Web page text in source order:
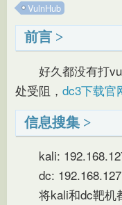
VulnHub
前言
好久都没有打
处受阻， dc3下载官
信息搜集
kali:
dc:
将kali和dc靶机